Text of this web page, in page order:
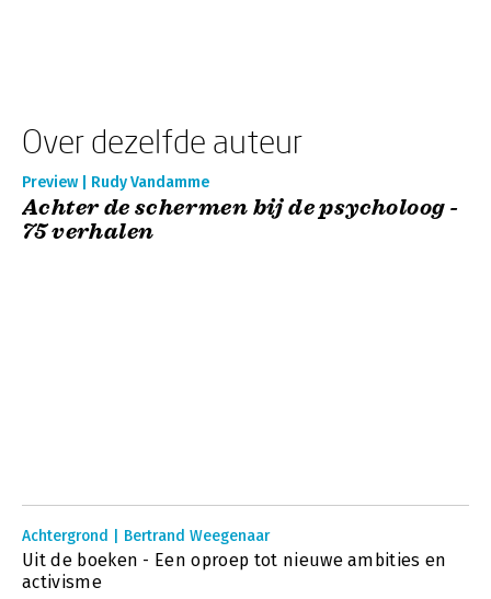
Over dezelfde auteur
Preview | Rudy Vandamme
Achter de schermen bij de psycholoog -
75 verhalen
Achtergrond | Bertrand Weegenaar
Uit de boeken - Een oproep tot nieuwe ambities en
activisme